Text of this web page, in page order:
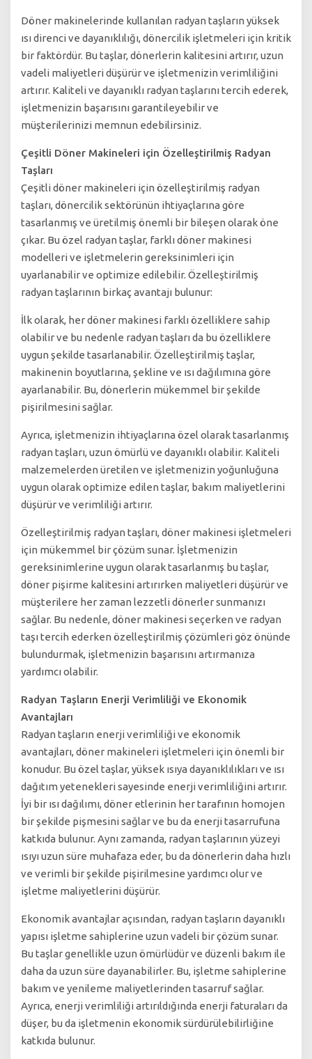
Döner makinelerinde kullanılan radyan taşların yüksek
ısı direnci ve dayanıklılığı, dönercilik işletmeleri için kritik
bir faktördür. Bu taşlar, dönerlerin kalitesini artırır, uzun
vadeli maliyetleri düşürür ve işletmenizin verimliliğini
artırır. Kaliteli ve dayanıklı radyan taşlarını tercih ederek,
işletmenizin başarısını garantileyebilir ve
müşterilerinizi memnun edebilirsiniz.
Çeşitli Döner Makineleri için Özelleştirilmiş Radyan
Taşları
Çeşitli döner makineleri için özelleştirilmiş radyan
taşları, dönercilik sektörünün ihtiyaçlarına göre
tasarlanmış ve üretilmiş önemli bir bileşen olarak öne
çıkar. Bu özel radyan taşlar, farklı döner makinesi
modelleri ve işletmelerin gereksinimleri için
uyarlanabilir ve optimize edilebilir. Özelleştirilmiş
radyan taşlarının birkaç avantajı bulunur:
İlk olarak, her döner makinesi farklı özelliklere sahip
olabilir ve bu nedenle radyan taşları da bu özelliklere
uygun şekilde tasarlanabilir. Özelleştirilmiş taşlar,
makinenin boyutlarına, şekline ve ısı dağılımına göre
ayarlanabilir. Bu, dönerlerin mükemmel bir şekilde
pişirilmesini sağlar.
Ayrıca, işletmenizin ihtiyaçlarına özel olarak tasarlanmış
radyan taşları, uzun ömürlü ve dayanıklı olabilir. Kaliteli
malzemelerden üretilen ve işletmenizin yoğunluğuna
uygun olarak optimize edilen taşlar, bakım maliyetlerini
düşürür ve verimliliği artırır.
Özelleştirilmiş radyan taşları, döner makinesi işletmeleri
için mükemmel bir çözüm sunar. İşletmenizin
gereksinimlerine uygun olarak tasarlanmış bu taşlar,
döner pişirme kalitesini artırırken maliyetleri düşürür ve
müşterilere her zaman lezzetli dönerler sunmanızı
sağlar. Bu nedenle, döner makinesi seçerken ve radyan
taşı tercih ederken özelleştirilmiş çözümleri göz önünde
bulundurmak, işletmenizin başarısını artırmanıza
yardımcı olabilir.
Radyan Taşların Enerji Verimliliği ve Ekonomik
Avantajları
Radyan taşların enerji verimliliği ve ekonomik
avantajları, döner makineleri işletmeleri için önemli bir
konudur. Bu özel taşlar, yüksek ısıya dayanıklılıkları ve ısı
dağıtım yetenekleri sayesinde enerji verimliliğini artırır.
İyi bir ısı dağılımı, döner etlerinin her tarafının homojen
bir şekilde pişmesini sağlar ve bu da enerji tasarrufuna
katkıda bulunur. Aynı zamanda, radyan taşlarının yüzeyi
ısıyı uzun süre muhafaza eder, bu da dönerlerin daha hızlı
ve verimli bir şekilde pişirilmesine yardımcı olur ve
işletme maliyetlerini düşürür.
Ekonomik avantajlar açısından, radyan taşların dayanıklı
yapısı işletme sahiplerine uzun vadeli bir çözüm sunar.
Bu taşlar genellikle uzun ömürlüdür ve düzenli bakım ile
daha da uzun süre dayanabilirler. Bu, işletme sahiplerine
bakım ve yenileme maliyetlerinden tasarruf sağlar.
Ayrıca, enerji verimliliği artırıldığında enerji faturaları da
düşer, bu da işletmenin ekonomik sürdürülebilirliğine
katkıda bulunur.